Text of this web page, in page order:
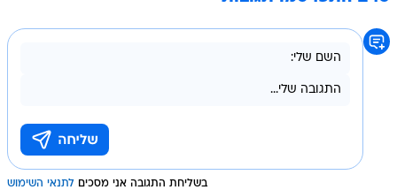
בשליחת התגובה אני מסכים לתנאי השימוש